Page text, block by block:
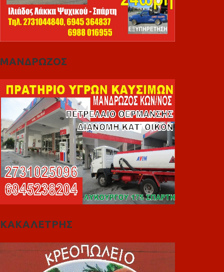
ΜΑΝΔΡΩΖΟΣ
ΚΑΚΑΛΕΤΡΗΣ